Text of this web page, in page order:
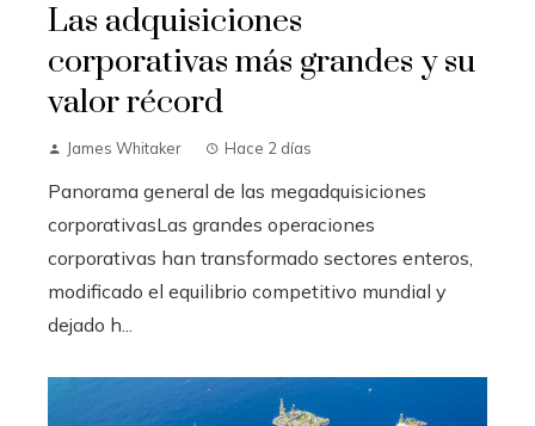
Las adquisiciones
corporativas más grandes y su
valor récord
James Whitaker Hace 2 días
Panorama general de las megadquisiciones
corporativasLas grandes operaciones
corporativas han transformado sectores enteros,
modificado el equilibrio competitivo mundial y
dejado h...